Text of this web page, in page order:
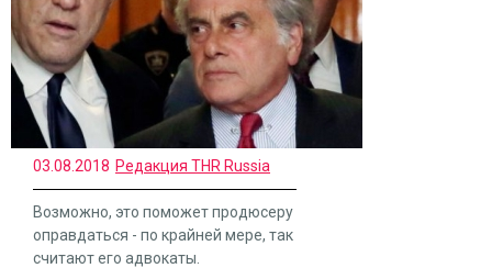
03.08.2018 Редакция THR Russia
Возможно, это поможет продюсеру
оправдаться - по крайней мере, так
считают его адвокаты.